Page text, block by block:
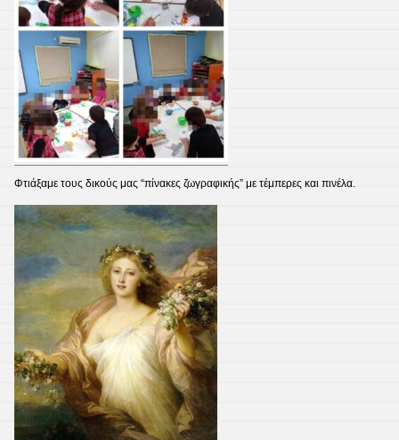
Φτιάξαμε τους δικούς μας “πίνακες ζωγραφικής” με τέμπερες και πινέλα.